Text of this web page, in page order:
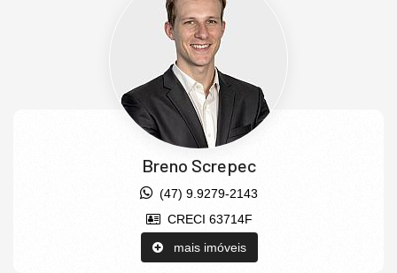
Breno Screpec
(47) 9.9279-2143
CRECI 63714F
mais imóveis